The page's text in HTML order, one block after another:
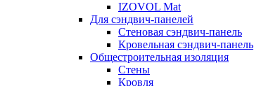
IZOVOL Mat
Для сэндвич-панелей
Стеновая сэндвич-панель
Кровельная сэндвич-панель
Общестроительная изоляция
Стены
Кровля